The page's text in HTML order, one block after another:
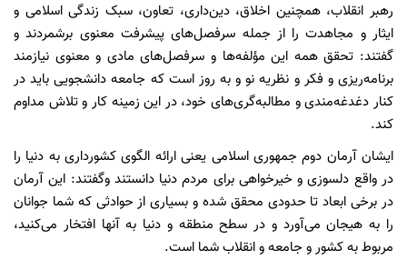
رهبر انقلاب، همچنین اخلاق، دین‌داری، تعاون، سبک زندگی اسلامی و
ایثار و مجاهدت را از جمله سرفصل‌های پیشرفت معنوی برشمردند و
گفتند: تحقق همه این مؤلفه‌ها و سرفصل‌های مادی و معنوی نیازمند
برنامه‌ریزی و فکر و نظریه نو و به روز است که جامعه دانشجویی باید در
کنار دغدغه‌مندی و مطالبه‌گری‌های خود، در این زمینه کار و تلاش مداوم
کند.
ایشان آرمان دوم جمهوری اسلامی یعنی ارائه الگوی کشورداری به دنیا را
در واقع دلسوزی و خیرخواهی برای مردم دنیا دانستند وگفتند: این آرمان
در برخی ابعاد تا حدودی محقق شده و بسیاری از حوادثی که شما جوانان
را به هیجان می‌آورد و در سطح منطقه و دنیا به آنها افتخار می‌کنید،
مربوط به کشور و جامعه و انقلاب شما است.